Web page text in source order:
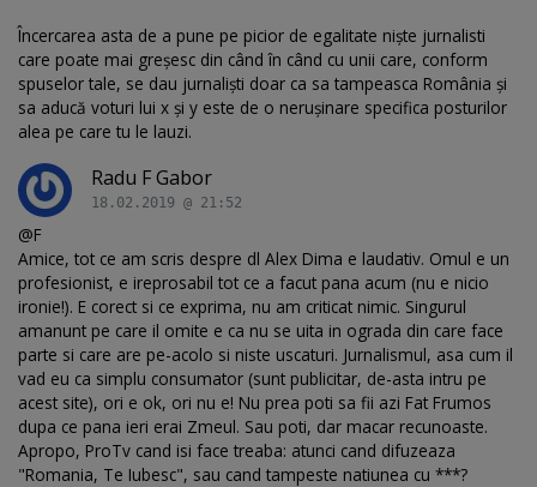
Încercarea asta de a pune pe picior de egalitate niște jurnalisti
care poate mai greșesc din când în când cu unii care, conform
spuselor tale, se dau jurnaliști doar ca sa tampeasca România și
sa aducă voturi lui x și y este de o nerușinare specifica posturilor
alea pe care tu le lauzi.
Radu F Gabor
18.02.2019 @ 21:52
@F
Amice, tot ce am scris despre dl Alex Dima e laudativ. Omul e un
profesionist, e ireprosabil tot ce a facut pana acum (nu e nicio
ironie!). E corect si ce exprima, nu am criticat nimic. Singurul
amanunt pe care il omite e ca nu se uita in ograda din care face
parte si care are pe-acolo si niste uscaturi. Jurnalismul, asa cum il
vad eu ca simplu consumator (sunt publicitar, de-asta intru pe
acest site), ori e ok, ori nu e! Nu prea poti sa fii azi Fat Frumos
dupa ce pana ieri erai Zmeul. Sau poti, dar macar recunoaste.
Apropo, ProTv cand isi face treaba: atunci cand difuzeaza
"Romania, Te Iubesc", sau cand tampeste natiunea cu ***?